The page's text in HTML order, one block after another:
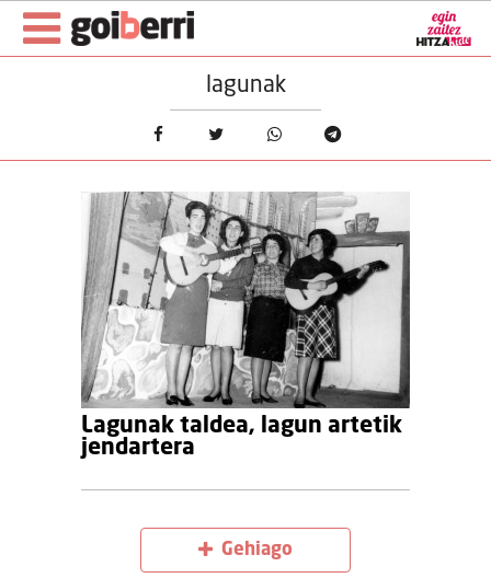
lagunak
Lagunak taldea, lagun artetik
jendartera
Gehiago